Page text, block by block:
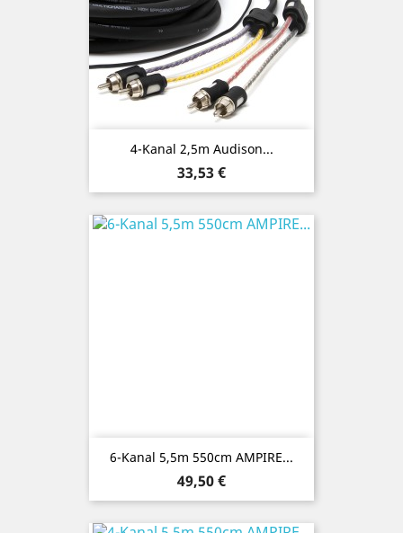
4-Kanal 2,5m Audison...
Preis
33,53 €
6-Kanal 5,5m 550cm AMPIRE...
Preis
49,50 €